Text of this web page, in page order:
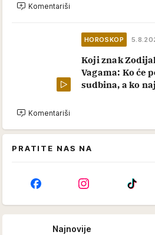
Komentariši
HOROSKOP
Koji znak
Vagama: Ko će
sudbina, a ko
Komentariši
PRATITE NAS NA
Najnovije